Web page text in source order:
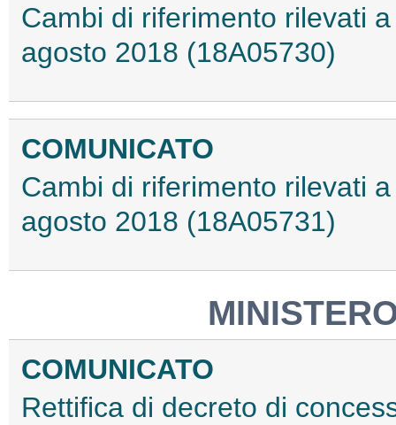
Cambi di riferimento rilevati
agosto 2018 (18A05730)
COMUNICATO
Cambi di riferimento rilevati
agosto 2018 (18A05731)
COMUNICATO
Rettifica di decreto di